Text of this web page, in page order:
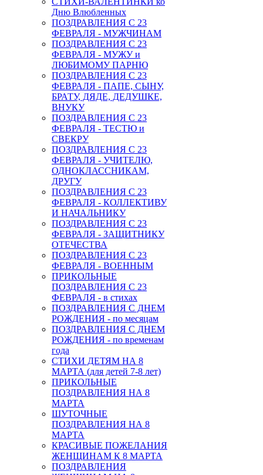
Дню Влюбленных
ПОЗДРАВЛЕНИЯ С 23
ФЕВРАЛЯ - МУЖЧИНАМ
ПОЗДРАВЛЕНИЯ С 23
ФЕВРАЛЯ - МУЖУ и
ЛЮБИМОМУ ПАРНЮ
ПОЗДРАВЛЕНИЯ С 23
ФЕВРАЛЯ - ПАПЕ, СЫНУ,
БРАТУ, ДЯДЕ, ДЕДУШКЕ,
ВНУКУ
ПОЗДРАВЛЕНИЯ С 23
ФЕВРАЛЯ - ТЕСТЮ и
СВЕКРУ
ПОЗДРАВЛЕНИЯ С 23
ФЕВРАЛЯ - УЧИТЕЛЮ,
ОДНОКЛАССНИКАМ,
ДРУГУ
ПОЗДРАВЛЕНИЯ С 23
ФЕВРАЛЯ - КОЛЛЕКТИВУ
И НАЧАЛЬНИКУ
ПОЗДРАВЛЕНИЯ С 23
ФЕВРАЛЯ - ЗАЩИТНИКУ
ОТЕЧЕСТВА
ПОЗДРАВЛЕНИЯ С 23
ФЕВРАЛЯ - ВОЕННЫМ
ПРИКОЛЬНЫЕ
ПОЗДРАВЛЕНИЯ С 23
ФЕВРАЛЯ - в стихах
ПОЗДРАВЛЕНИЯ С ДНЕМ
РОЖДЕНИЯ - по месяцам
ПОЗДРАВЛЕНИЯ С ДНЕМ
РОЖДЕНИЯ - по временам
года
СТИХИ ДЕТЯМ НА 8
МАРТА (для детей 7-8 лет)
ПРИКОЛЬНЫЕ
ПОЗДРАВЛЕНИЯ НА 8
МАРТА
ШУТОЧНЫЕ
ПОЗДРАВЛЕНИЯ НА 8
МАРТА
КРАСИВЫЕ ПОЖЕЛАНИЯ
ЖЕНЩИНАМ К 8 МАРТА
ПОЗДРАВЛЕНИЯ